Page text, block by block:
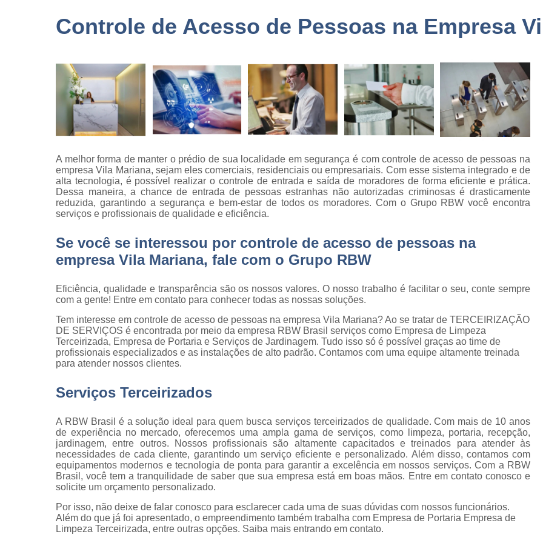
Empresas de
logística
monitoramento
Empresas de
paisagismo
Empresas de
recrutamento e
Empresas de
terceirização
Empresas de
terceirização de
limpezas
terceirizadas
Gestões de
Inspeção de
Inspeção de
recebimentos
Inspeções de
Manutenção de
jardins
Movimentação
de cargas
Serviço de
almoxarifes
Empresa de Portaria
Empresa de Portaria São
Empresa de
Empresa Portaria e
Empresa Terceirizada
Empresa
Empresa
Empresa
Empresa
Empresa
Empresa
Empresa
Empresa
Empresa
Empresa de
Empresa de
Empresa de
Empresa de
Empresa
Empresa
Empresa Terceirizada
Empresa
Controle de Acesso de Pessoas na Empresa
A melhor forma de manter o prédio de sua localidade em segurança é com controle de acesso de pessoas na
empresa Vila Mariana, sejam eles comerciais, residenciais ou empresariais. Com esse sistema integrado e de
alta tecnologia, é possível realizar o controle de entrada e saída de moradores de forma eficiente e prática.
Dessa maneira, a chance de entrada de pessoas estranhas não autorizadas criminosas é drasticamente
reduzida, garantindo a segurança e bem-estar de todos os moradores. Com o Grupo RBW você encontra
serviços e profissionais de qualidade e eficiência.
Se você se interessou por controle de acesso de pessoas na
empresa Vila Mariana, fale com o Grupo RBW
Eficiência, qualidade e transparência são os nossos valores. O nosso trabalho é facilitar o seu, conte sempre
com a gente! Entre em contato para conhecer todas as nossas soluções.
Tem interesse em controle de acesso de pessoas na empresa Vila Mariana? Ao se tratar de TERCEIRIZAÇÃO
DE SERVIÇOS é encontrada por meio da empresa RBW Brasil serviços como Empresa de Limpeza
Terceirizada, Empresa de Portaria e Serviços de Jardinagem. Tudo isso só é possível graças ao time de
profissionais especializados e as instalações de alto padrão. Contamos com uma equipe altamente treinada
para atender nossos clientes.
Serviços Terceirizados
A RBW Brasil é a solução ideal para quem busca serviços terceirizados de qualidade. Com mais de 10 anos
de experiência no mercado, oferecemos uma ampla gama de serviços, como limpeza, portaria, recepção,
jardinagem, entre outros. Nossos profissionais são altamente capacitados e treinados para atender às
necessidades de cada cliente, garantindo um serviço eficiente e personalizado. Além disso, contamos com
equipamentos modernos e tecnologia de ponta para garantir a excelência em nossos serviços. Com a RBW
Brasil, você tem a tranquilidade de saber que sua empresa está em boas mãos. Entre em contato conosco e
solicite um orçamento personalizado.
Por isso, não deixe de falar conosco para esclarecer cada uma de suas dúvidas com nossos funcionários.
Além do que já foi apresentado, o empreendimento também trabalha com Empresa de Portaria Empresa de
Limpeza Terceirizada, entre outras opções. Saiba mais entrando em contato.